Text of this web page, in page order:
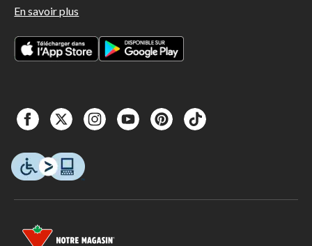
En savoir plus